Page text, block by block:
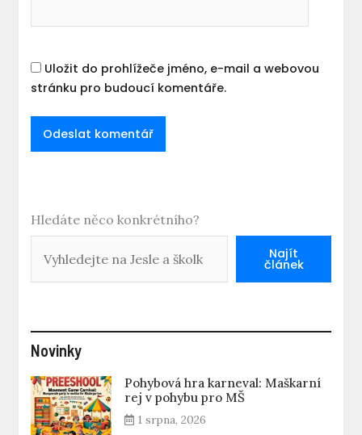
Uložit do prohlížeče jméno, e-mail a webovou
stránku pro budoucí komentáře.
Hledáte něco konkrétního?
Najít
článek
Novinky
Pohybová hra karneval: Maškarní
rej v pohybu pro MŠ
1 srpna, 2026